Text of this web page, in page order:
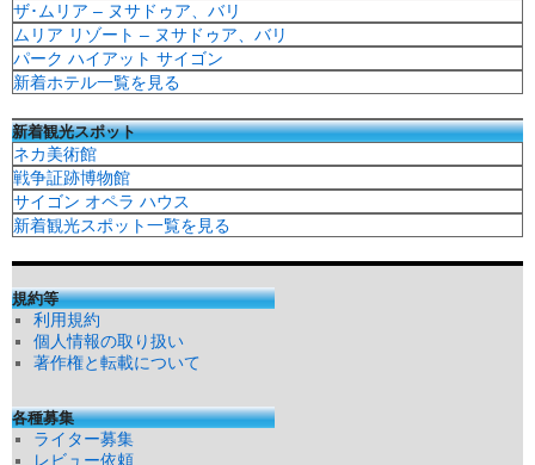
ザ･ムリア – ヌサドゥア、バリ
ムリア リゾート – ヌサドゥア、バリ
パーク ハイアット サイゴン
新着ホテル一覧を見る
新着観光スポット
ネカ美術館
戦争証跡博物館
サイゴン オペラ ハウス
新着観光スポット一覧を見る
規約等
利用規約
個人情報の取り扱い
著作権と転載について
各種募集
ライター募集
レビュー依頼